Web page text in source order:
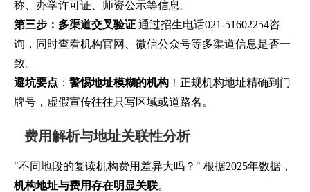
称、办学许可证、师资公示等信息。
第三步：多渠道交叉验证 通过招生电话021-51602254咨
询，同时查看机构官网、微信公众号等多渠道信息是否一
致。
避坑要点 ： 警惕地址模糊的机构 ！正规机构地址精确到门
牌号，虚假宣传往往只写区域或道路名。
费用解析与地址关联性分析
"不同地段的复读机构费用差异大吗？" 根据2025年数据，
机构地址与费用存在明显关联。